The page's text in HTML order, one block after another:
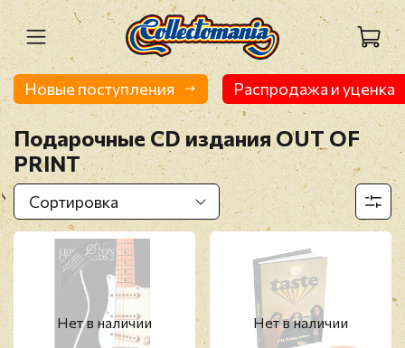
Новые поступления Распродажа и уценка
Подарочные CD издания OUT OF
PRINT
Нет в наличии Нет в наличии